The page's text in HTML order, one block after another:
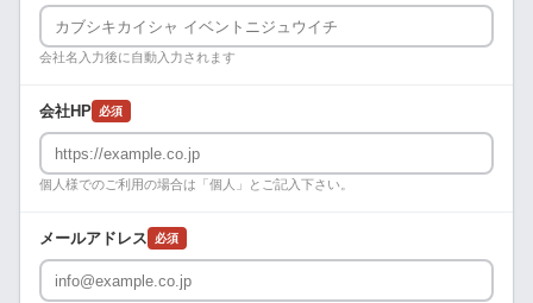
会社名入力後に自動入力されます
会社HP 必須
個人様でのご利用の場合は「個人」とご記入下さい。
メールアドレス 必須